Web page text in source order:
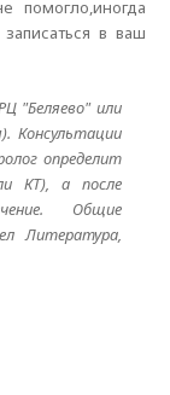
помогло,иногда
в ваш
"Беляево" или
Консультации
определит
КТ), а после
Общие
Литература,